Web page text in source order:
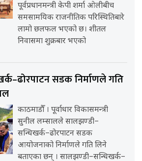
पूर्वप्रधानमन्त्री केपी शर्मा ओलीबीच
समसामयिक राजनीतिक परिस्थितिबारे
लामो छलफल भएको छ। शीतल
निवासमा शुक्रबार भएको
सडक निर्माणले गति
काठमाडौँ । पूर्वाधार विकासमन्त्री
सुनील लम्सालले सालझण्डी–
सन्धिखर्क–ढोरपाटन सडक
आयोजनाको निर्माणले गति लिने
बताएका छन् । सालझण्डी–सन्धिखर्क–